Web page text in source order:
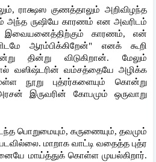
ராக்ஷஸ குணத்தாலும் அறிவிழந்த
ருஷியே காரணம் என அவரிடம்
இவையனைத்திற்கும் காரணம், என்
ஆரம்பிக்கிறேன்" எனக் கூறி
தின்று விடுகிறான். மேலும்
வஸிஷ்டரின் வம்சத்தையே அழிக்க
நூறு புத்ரர்களையும் கொன்று
இருவரின் கோபமும் ஒருவாறு
பொறுமையும், கருணையும், தவமும்
மாறாக வாட்டி வதைத்த புத்ர
மாய்த்துக் கொள்ள முயல்கிறார்.